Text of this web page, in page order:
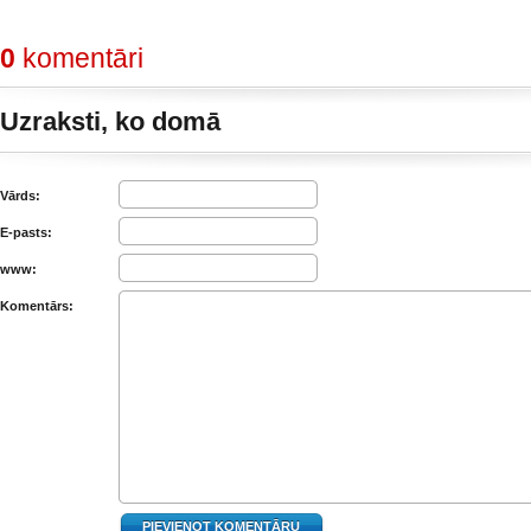
0 komentāri
Uzraksti, ko domā
Vārds:
E-pasts:
www:
Komentārs: